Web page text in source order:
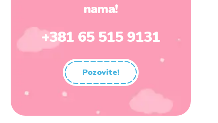
nama!
+381 65 515 9131
Pozovite!